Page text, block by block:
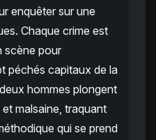
enquêter sur une
Chaque crime est
scène pour
péchés capitaux de la
hommes plongent
malsaine, traquant
qui se prend